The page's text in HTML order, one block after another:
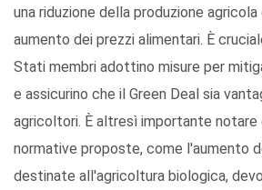
una riduzione della produzione
aumento dei prezzi alimentari. È
Stati membri adottino misure per
e assicurino che il Green Deal sia
agricoltori. È altresì importante notare
normative proposte, come l'aumento
destinate all'agricoltura biologica,